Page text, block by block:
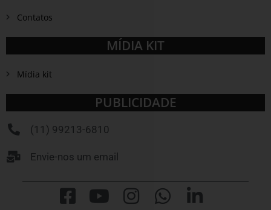
Contatos
MÍDIA KIT
Mídia kit
PUBLICIDADE
(11) 99213-6810
Envie-nos um email